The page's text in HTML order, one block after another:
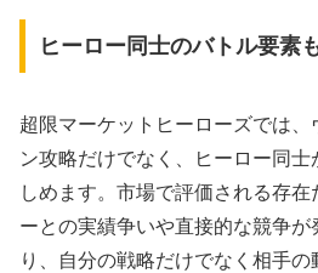
ヒーロー同士のバトル要素
超限マーケットヒーローズでは、
ン攻略だけでなく、ヒーロー同
しめます。市場で評価される存
ーとの実績争いや直接的な競争が
り、自分の戦略だけでなく相手